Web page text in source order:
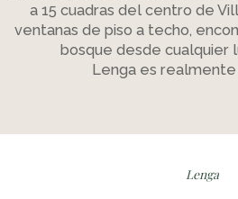
a 15 cuadras del centro de
ventanas de piso a techo,
bosque desde cualquier
Lenga es realmente
Lenga